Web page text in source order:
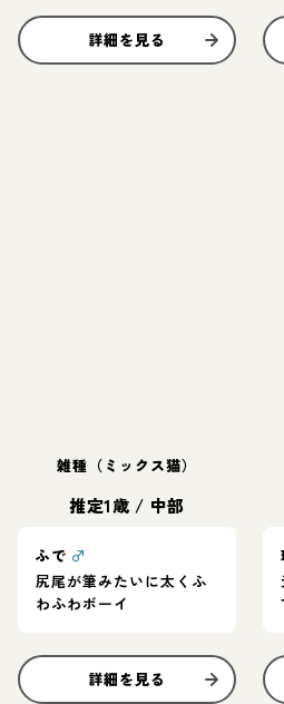
詳細を見る
雑種（ミックス猫）
推定1歳 / 中部
ふで ♂
尻尾が筆みたいに太くふ
わふわボーイ
詳細を見る